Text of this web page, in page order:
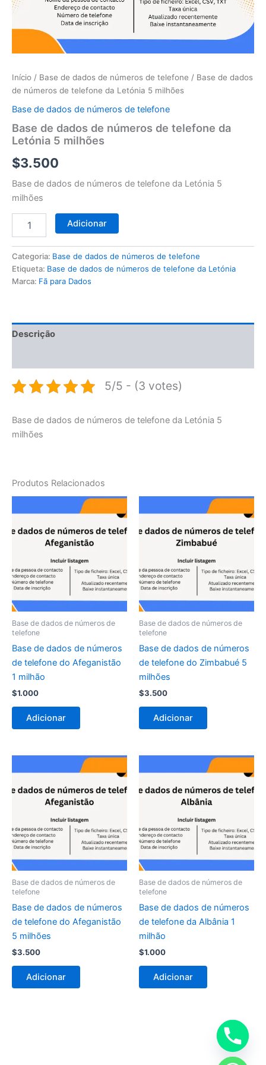
Início / Base de dados de números de telefone / Base de dados
de números de telefone da Letónia 5 milhões
Base de dados de números de telefone
Base de dados de números de telefone da
Letónia 5 milhões
$3.500
Base de dados de números de telefone da Letónia 5
milhões
telefone
da
Letónia
milhões
Adicionar
Categoria: Base de dados de números de telefone
Etiqueta: Base de dados de números de telefone da Letónia
Marca: Fã para Dados
Descrição
5/5 - (3 votes)
Base de dados de números de telefone da Letónia 5
milhões
Produtos Relacionados
Base de dados de números de
telefone
Base de dados de números
de telefone do Afeganistão
1 milhão
$1.000
Adicionar
Base de dados de números de
telefone
Base de dados de números
de telefone do Zimbabué 5
milhões
$3.500
Adicionar
Base de dados de números de
telefone
Base de dados de números
de telefone do Afeganistão
5 milhões
$3.500
Adicionar
Base de dados de números de
telefone
Base de dados de números
de telefone da Albânia 1
milhão
$1.000
Adicionar